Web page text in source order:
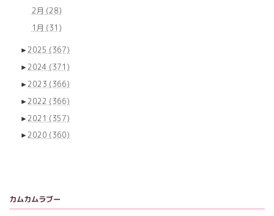
2月 (28)
1月 (31)
►2025 (367)
►2024 (371)
►2023 (366)
►2022 (366)
►2021 (357)
►2020 (360)
カムカムラブー